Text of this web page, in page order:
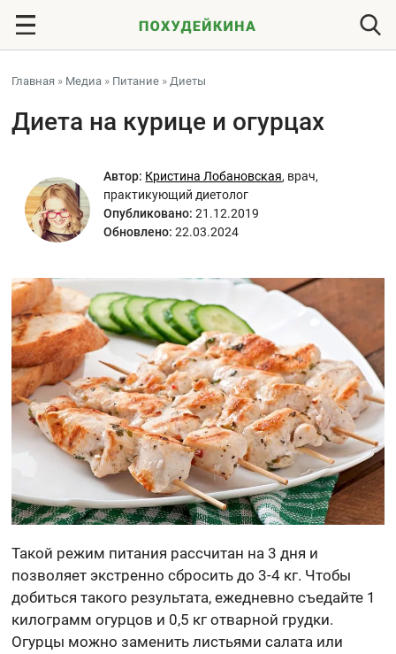
Главная » Медиа » Питание »Диеты
Диета на курице и огурцах
Автор: Кристина Лобановская, врач,
практикующий диетолог
Опубликовано: 21.12.2019
Обновлено: 22.03.2024
Такой режим питания рассчитан на 3 дня и
позволяет экстренно сбросить до 3-4 кг. Чтобы
добиться такого результата, ежедневно съедайте 1
килограмм огурцов и 0,5 кг отварной грудки.
Огурцы можно заменить листьями салата или